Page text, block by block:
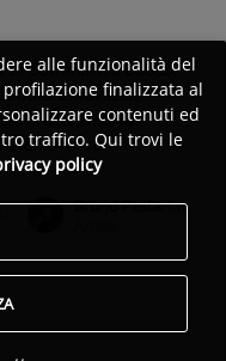
di Sommariva Bosco,
Chiavazza,
Di Fazio,Marta
Fornero
Bruno Pestarino
alle funzionalità del
finalizzata al
contenuti ed
traffico. Qui trovi le
policy